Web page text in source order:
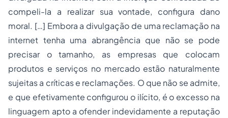
compeli-la a realizar sua vontade, configura dano
moral. […] Embora a divulgação de uma reclamação na
internet tenha uma abrangência que não se pode
precisar o tamanho, as empresas que colocam
produtos e serviços no mercado estão naturalmente
sujeitas a críticas e reclamações. O que não se admite,
e que efetivamente configurou o ilícito, é o excesso na
linguagem apto a ofender indevidamente a reputação